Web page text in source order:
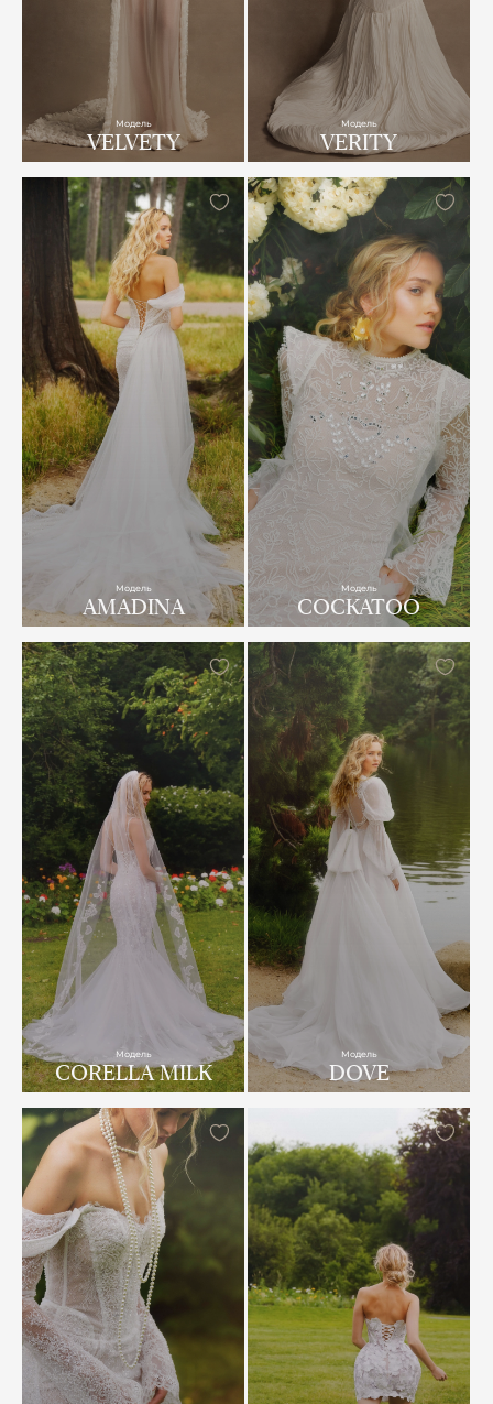
Модель
VELVETY
Модель
VERITY
Модель
AMADINA
Модель
COCKATOO
Модель
CORELLA MILK
Модель
DOVE